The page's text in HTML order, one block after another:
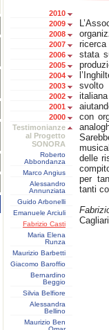
2010
2009
2008
2007
2006
2005
2004
2003
2002
2001
2000
Testimonianze
al Progetto
SONORA
Roberto
Abbondanza
Marco Angius
Alessandro
Annunziata
Guido Arbonelli
Emanuele Arciuli
Fabrizio Casti
Maria Elena
Runza
Maurizio Barbetti
Giacomo Baroffio
Bernardino
Beggio
Silvia Belfiore
Alessandra
Bellino
Maurizio Ben
stata
svolto
con
delle
per
tanti